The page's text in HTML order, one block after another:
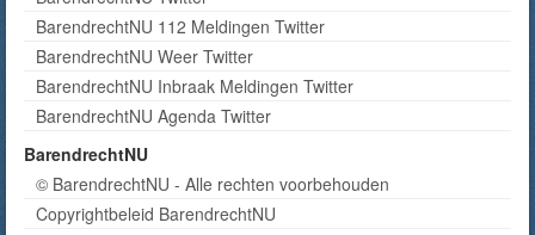
BarendrechtNU 112 Meldingen Twitter
BarendrechtNU Weer Twitter
BarendrechtNU Inbraak Meldingen Twitter
BarendrechtNU Agenda Twitter
BarendrechtNU
© BarendrechtNU - Alle rechten voorbehouden
Copyrightbeleid BarendrechtNU